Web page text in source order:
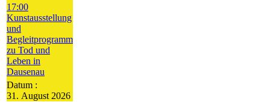
17:00
Kunstausstellung
und
Begleitprogramm
zu Tod und
Leben in
Dausenau
Datum :
31. August 2026